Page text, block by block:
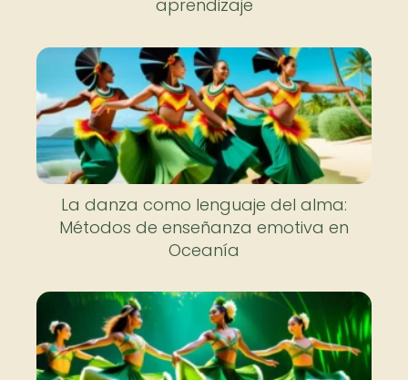
aprendizaje
La danza como lenguaje del alma:
Métodos de enseñanza emotiva en
Oceanía